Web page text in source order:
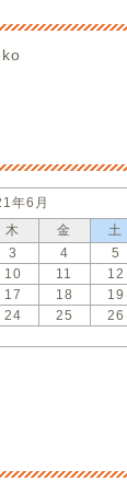
年6月
木 金 土
3 4 5
10 11 12
17 18 19
24 25 26